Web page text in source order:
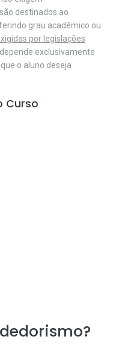
destinados ao
grau acadêmico ou
por legislações
exclusivamente
o aluno deseja
Curso